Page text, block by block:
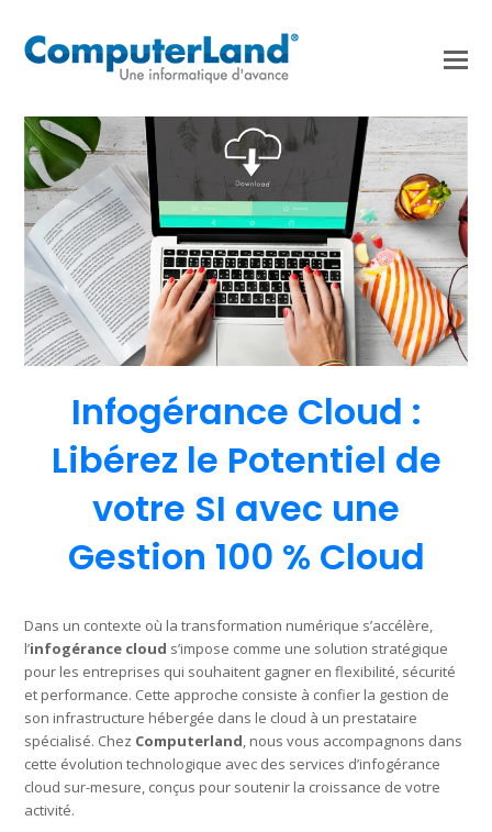
Infogérance Cloud :
Libérez le Potentiel de
votre SI avec une
Gestion 100 % Cloud
Dans un contexte où la transformation numérique s’accélère,
l’infogérance cloud s’impose comme une solution stratégique
pour les entreprises qui souhaitent gagner en flexibilité, sécurité
et performance. Cette approche consiste à confier la gestion de
son infrastructure hébergée dans le cloud à un prestataire
spécialisé. Chez Computerland, nous vous accompagnons dans
cette évolution technologique avec des services d’infogérance
cloud sur-mesure, conçus pour soutenir la croissance de votre
activité.